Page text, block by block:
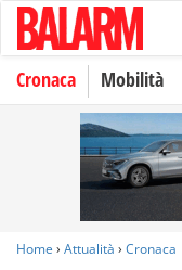
Cronaca Mobilità
Home › Attualità › Cronaca